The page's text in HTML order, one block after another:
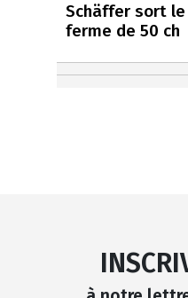
Schäffer sort
ferme de 50 ch